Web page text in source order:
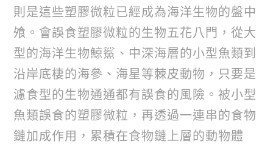
則是這些塑膠微粒已經成為海洋生物的盤中
飧。會誤食塑膠微粒的生物五花八門，從大
型的海洋生物鯨鯊、中深海層的小型魚類到
沿岸底棲的海參、海星等棘皮動物，只要是
濾食型的生物通通都有誤食的風險。被小型
魚類誤食的塑膠微粒，再透過一連串的食物
鏈加成作用，累積在食物鏈上層的動物體